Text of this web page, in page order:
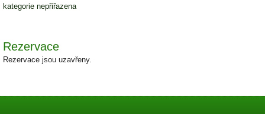
kategorie nepřiřazena
Rezervace
Rezervace jsou uzavřeny.